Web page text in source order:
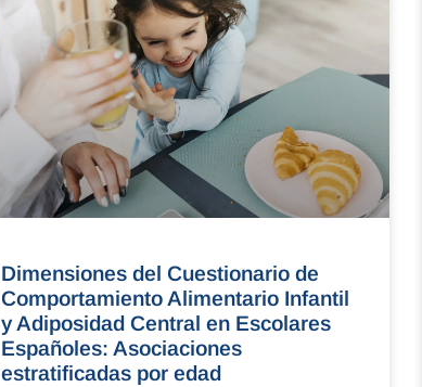
Dimensiones del Cuestionario de
Comportamiento Alimentario Infantil
y Adiposidad Central en Escolares
Españoles: Asociaciones
estratificadas por edad